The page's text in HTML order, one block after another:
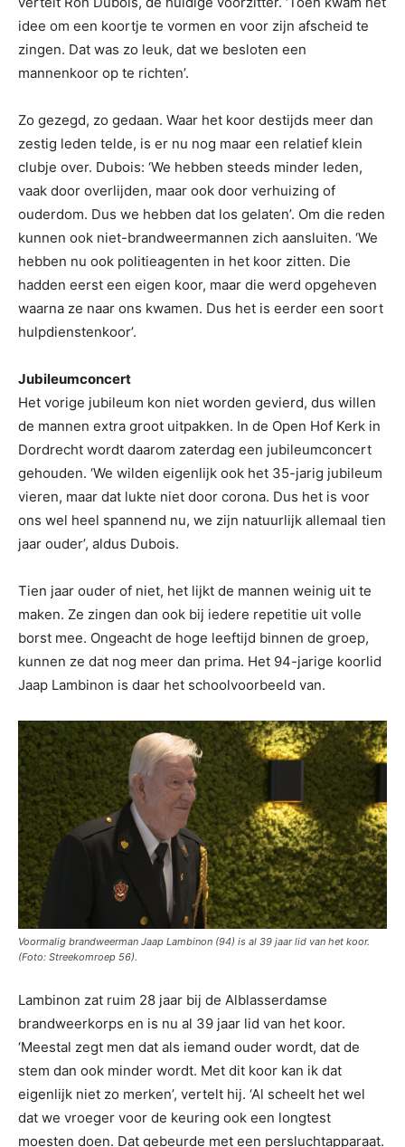
idee om een koortje te vormen en voor zijn afscheid te
zingen. Dat was zo leuk, dat we besloten een
mannenkoor op te richten’.
Zo gezegd, zo gedaan. Waar het koor destijds meer dan
zestig leden telde, is er nu nog maar een relatief klein
clubje over. Dubois: ‘We hebben steeds minder leden,
vaak door overlijden, maar ook door verhuizing of
ouderdom. Dus we hebben dat los gelaten’. Om die reden
kunnen ook niet-brandweermannen zich aansluiten. ‘We
hebben nu ook politieagenten in het koor zitten. Die
hadden eerst een eigen koor, maar die werd opgeheven
waarna ze naar ons kwamen. Dus het is eerder een soort
hulpdienstenkoor’.
Jubileumconcert
Het vorige jubileum kon niet worden gevierd, dus willen
de mannen extra groot uitpakken. In de Open Hof Kerk in
Dordrecht wordt daarom zaterdag een jubileumconcert
gehouden. ‘We wilden eigenlijk ook het 35-jarig jubileum
vieren, maar dat lukte niet door corona. Dus het is voor
ons wel heel spannend nu, we zijn natuurlijk allemaal tien
jaar ouder’, aldus Dubois.
Tien jaar ouder of niet, het lijkt de mannen weinig uit te
maken. Ze zingen dan ook bij iedere repetitie uit volle
borst mee. Ongeacht de hoge leeftijd binnen de groep,
kunnen ze dat nog meer dan prima. Het 94-jarige koorlid
Jaap Lambinon is daar het schoolvoorbeeld van.
Voormalig brandweerman Jaap Lambinon (94) is al 39 jaar lid van het koor.
(Foto: Streekomroep 56).
Lambinon zat ruim 28 jaar bij de Alblasserdamse
brandweerkorps en is nu al 39 jaar lid van het koor.
‘Meestal zegt men dat als iemand ouder wordt, dat de
stem dan ook minder wordt. Met dit koor kan ik dat
eigenlijk niet zo merken’, vertelt hij. ‘Al scheelt het wel
dat we vroeger voor de keuring ook een longtest
moesten doen. Dat gebeurde met een persluchtapparaat.